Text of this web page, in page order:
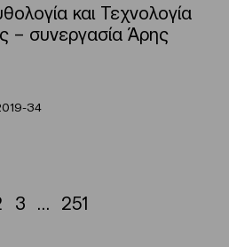
και Τεχνολογία
– συνεργασία Άρης
3 … 251